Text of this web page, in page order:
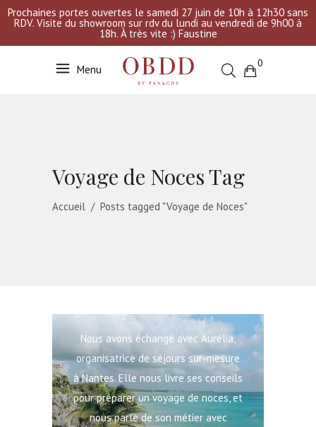
Prochaines portes ouvertes le samedi 27 juin de 10h à 12h30 sans
RDV. Visite du showroom sur rdv du lundi au vendredi de 9h00 à
18h. À très vite :) Faustine
Menu
0
Voyage de Noces Tag
Accueil / Posts tagged "Voyage de Noces"
20 février 2022
Avant le Mariage,OBDD
Nous avons échangé avec Aurélia,
organisatrice de séjours sur-mesure
à Nantes. Elle nous livre ses conseils
pour préparer un voyage de noces, et
nous parle de son métier avec